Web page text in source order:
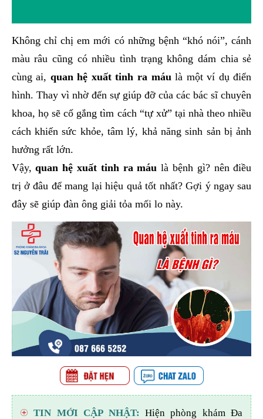
Không chỉ chị em mới có những bệnh “khó nói”, cánh
màu râu cũng có nhiều tình trạng không dám chia sẻ
cùng ai, quan hệ xuất tinh ra máulà một ví dụ điển
hình. Thay vì nhờ đến sự giúp đỡ của các bác sĩ chuyên
khoa, họ sẽ cố gắng tìm cách “tự xử” tại nhà theo nhiều
cách khiến sức khỏe, tâm lý, khả năng sinh sản bị ảnh
hưởng rất lớn.
Vậy,quan hệ xuất tinh ra máu là bệnh gì? nên điều
trị ở đâu để mang lại hiệu quả tốt nhất? Gợi ý ngay sau
đây sẽ giúp đàn ông giải tỏa mối lo này.
TIN MỚI CẬP NHẬT: Hiện phòng khám Đa